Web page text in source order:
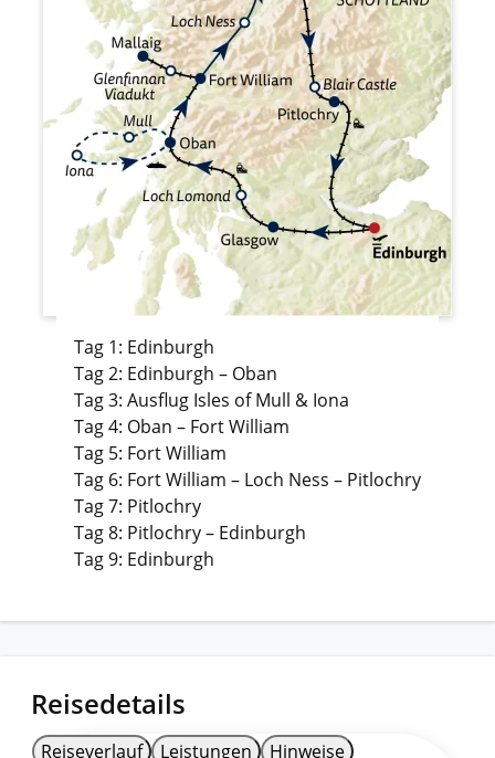
Tag 1: Edinburgh
Tag 2: Edinburgh – Oban
Tag 3: Ausflug Isles of Mull & Iona
Tag 4: Oban – Fort William
Tag 5: Fort William
Tag 6: Fort William – Loch Ness – Pitlochry
Tag 7: Pitlochry
Tag 8: Pitlochry – Edinburgh
Tag 9: Edinburgh
Reisedetails
Reiseverlauf Leistungen Hinweise